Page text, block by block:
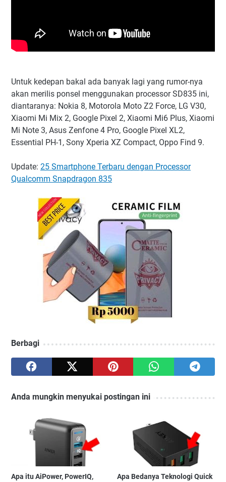
Untuk kedepan bakal ada banyak lagi yang rumor-nya
akan merilis ponsel menggunakan processor SD835 ini,
diantaranya: Nokia 8, Motorola Moto Z2 Force, LG V30,
Xiaomi Mi Mix 2, Google Pixel 2, Xiaomi Mi6 Plus, Xiaomi
Mi Note 3, Asus Zenfone 4 Pro, Google Pixel XL2,
Essential PH-1, Sony Xperia XZ Compact, Oppo Find 9.
Update: 25 Smartphone Terbaru dengan Processor
Qualcomm Snapdragon 835
Berbagi
Anda mungkin menyukai postingan ini
Apa itu AiPower, PowerIQ,
Apa Bedanya Teknologi Quick